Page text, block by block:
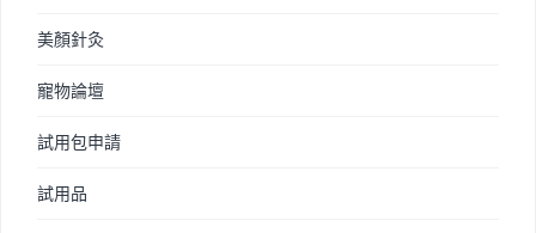
美顏針灸
寵物論壇
試用包申請
試用品